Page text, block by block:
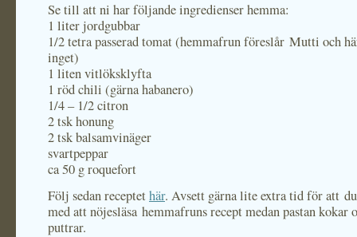
Se till att ni har följande ingredienser hemma:
1 liter jordgubbar
1/2 tetra passerad tomat (hemmafrun föreslår Mutti och
inget)
1 liten vitlöksklyfta
1 röd chili (gärna habanero)
1/4 – 1/2 citron
2 tsk honung
2 tsk balsamvinäger
svartpeppar
ca 50 g roquefort
Följ sedan receptethär. Avsett gärna lite extra tid för att
med att nöjesläsa hemmafruns recept medan pastan kokar
puttrar.